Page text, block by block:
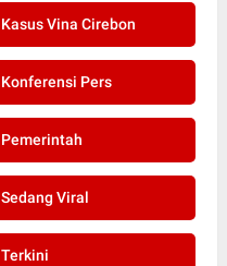
Kasus Vina Cirebon
Konferensi Pers
Pemerintah
Sedang Viral
Terkini